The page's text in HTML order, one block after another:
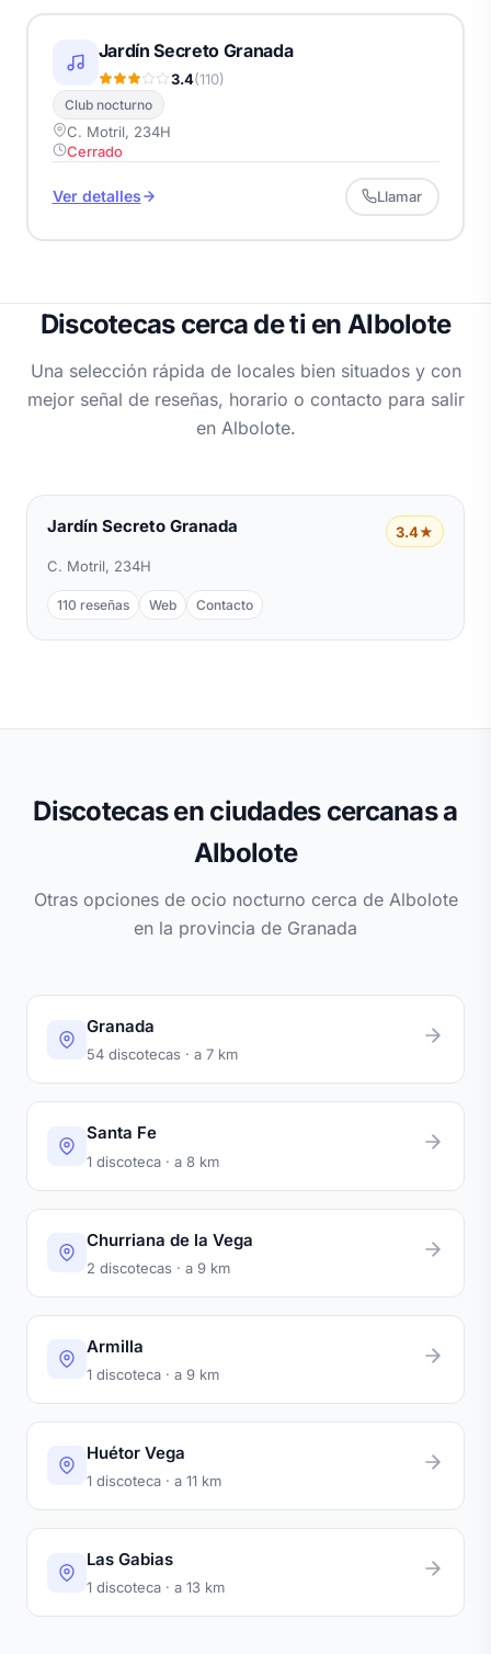
Jardín Secreto Granada
3.4(110)
Club nocturno
C. Motril, 234H
Cerrado
Ver detalles Llamar
Discotecas cerca de ti en Albolote
Una selección rápida de locales bien situados y con
mejor señal de reseñas, horario o contacto para salir
en Albolote.
Jardín Secreto Granada
3.4★
C. Motril, 234H
110 reseñas Web Contacto
Discotecas en ciudades cercanas a
Albolote
Otras opciones de ocio nocturno cerca de Albolote
en la provincia de Granada
Granada
54 discotecas · a 7 km
Santa Fe
1 discoteca · a 8 km
Churriana de la Vega
2 discotecas · a 9 km
Armilla
1 discoteca · a 9 km
Huétor Vega
1 discoteca · a 11 km
Las Gabias
1 discoteca · a 13 km